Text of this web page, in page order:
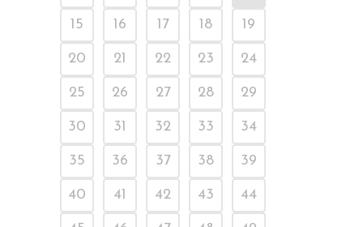
15 16 17 18 19
20 21 22 23 24
25 26 27 28 29
30 31 32 33 34
35 36 37 38 39
40 41 42 43 44